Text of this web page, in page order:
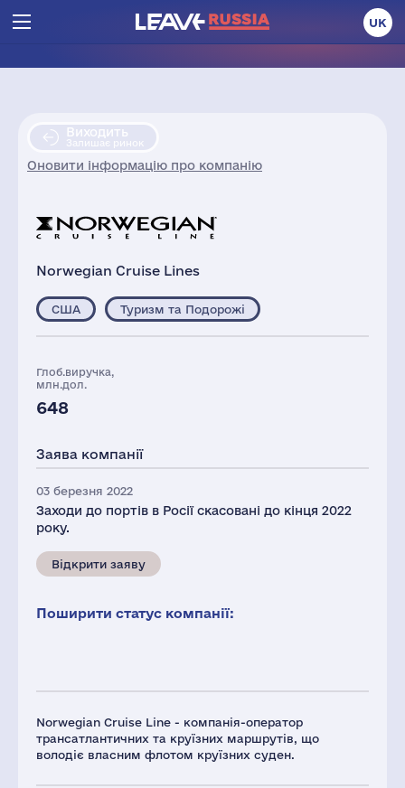
UK
Виходить
Залишає ринок
Оновити інформацію про компанію
Norwegian Cruise Lines
Norwegian Cruise Line - компанія-оператор
трансатлантичних та круїзних маршрутів, що
володіє власним флотом круїзних суден.
США Туризм та Подорожі
Глоб.виручка,
млн.дол.
648
Заява компанії
03 березня 2022
Заходи до портів в Росії скасовані до кінця 2022
року.
Відкрити заяву
Поширити статус компанії: